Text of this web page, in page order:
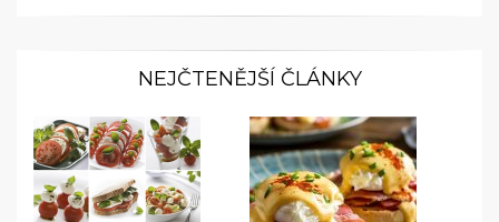
NEJČTENĚJŠÍ ČLÁNKY